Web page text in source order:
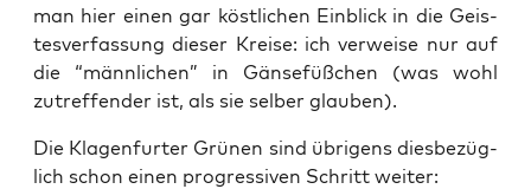
man hier einen gar köst­li­chen Ein­blick in die Geis­
tes­ver­fas­sung die­ser Krei­se: ich ver­wei­se nur auf
die “männ­li­chen” in Gän­se­füß­chen (was wohl
zutref­fen­der ist, als sie sel­ber glauben).
Die Kla­gen­fur­ter Grü­nen sind übri­gens dies­be­züg­
lich schon einen pro­gres­si­ven Schritt weiter: